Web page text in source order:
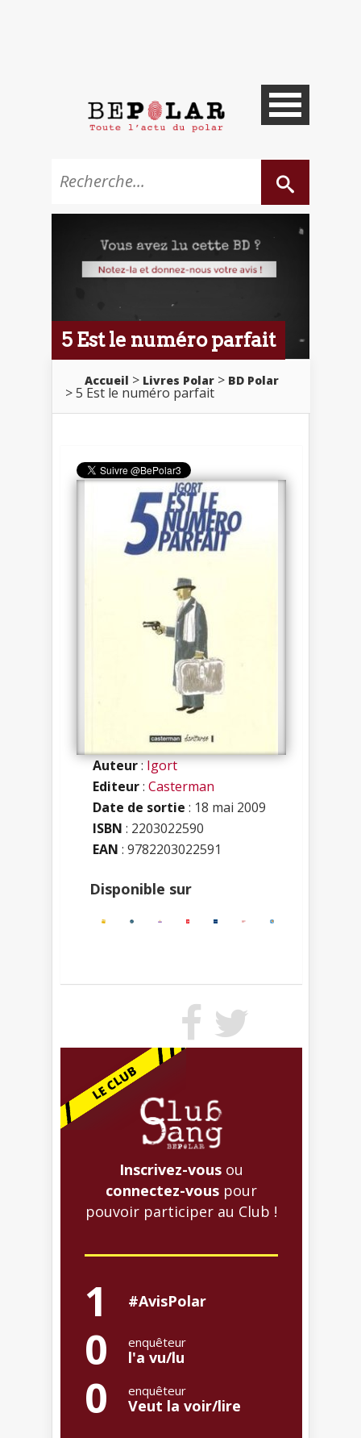
5 Est le numéro parfait
Accueil Livres Polar BD Polar
5 Est le numéro parfait
Auteur:Igort
Editeur: Casterman
Date de sortie : 18 mai 2009
ISBN : 2203022590
EAN : 9782203022591
Disponible sur
Inscrivez-vous ou
connectez-vous pour
pouvoir participer au Club !
1 #AvisPolar
0 enquêteur
l'a vu/lu
0 enquêteur
Veut la voir/lire